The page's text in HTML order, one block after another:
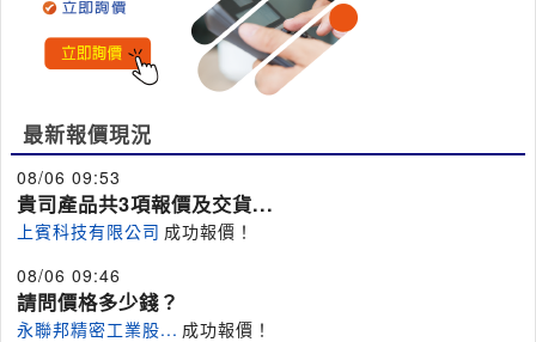
最新報價現況
08/06 09:53
貴司產品共3項報價及交貨...
上賓科技有限公司 成功報價！
08/06 09:46
請問價格多少錢？
永聯邦精密工業股... 成功報價！